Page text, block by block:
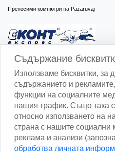
Преносими компютри на Pazaruvaj
Изчисли доставката с Еконт
Изчисли доставката със Спиди
Съдържание
Използваме бисквитки, за
съдържанието и
функции на социалните
нашия трафик. Също така
относно използването на
страна с нашите социални
реклама и анализи
обработва личната